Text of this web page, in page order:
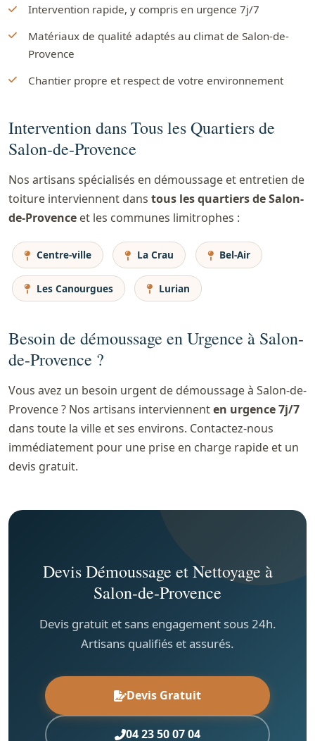
Intervention rapide, y compris en urgence 7j/7
Matériaux de qualité adaptés au climat de Salon-de-
Provence
Chantier propre et respect de votre environnement
Intervention dans Tous les Quartiers de
Salon-de-Provence
Nos artisans spécialisés en démoussage et entretien de
toiture interviennent dans tous les quartiers de Salon-
de-Provence et les communes limitrophes :
Centre-ville La Crau Bel-Air
Les Canourgues Lurian
Besoin de démoussage en Urgence à Salon-
de-Provence ?
Vous avez un besoin urgent de démoussage à Salon-de-
Provence ? Nos artisans interviennenten urgence 7j/7
dans toute la ville et ses environs. Contactez-nous
immédiatement pour une prise en charge rapide et un
devis gratuit.
Devis Démoussage et Nettoyage à
Salon-de-Provence
Devis gratuit et sans engagement sous 24h.
Artisans qualifiés et assurés.
Devis Gratuit
04 23 50 07 04